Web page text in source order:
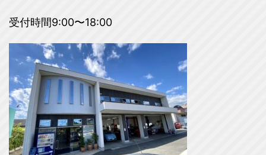
受付時間9:00〜18:00